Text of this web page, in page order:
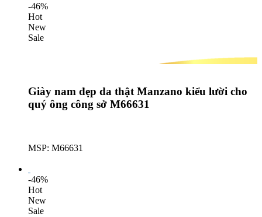
-46%
Hot
New
Sale
Giày nam đẹp da thật Manzano kiểu lười cho
quý ông công sở M66631
MSP: M66631
-46%
Hot
New
Sale